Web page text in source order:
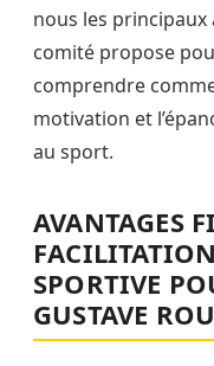
nous les
comité propose
comprendre
motivation et
au sport.
AVANTAGES
SPORTIVE
GUSTAVE